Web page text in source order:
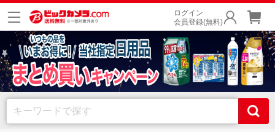
ログイン
会員登録(無料)